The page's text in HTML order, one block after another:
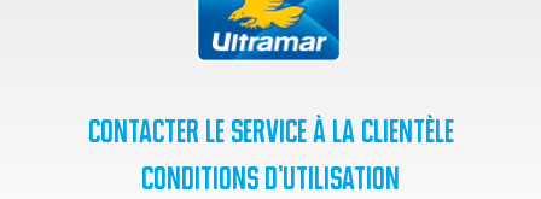
Contacter le service à la clientèle
Conditions d’utilisation